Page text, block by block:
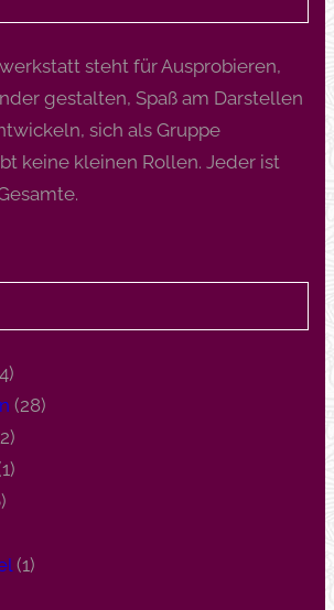
steht für Ausprobieren,
gestalten, Spaß am Darstellen
sich als Gruppe
keine kleinen Rollen. Jeder ist
(28)
(1)